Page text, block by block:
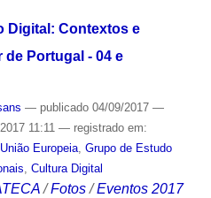
Digital: Contextos e
de Portugal - 04 e
— publicado04/09/2017 —
11:11 — registrado em:
União Europeia, Grupo de Estudo
, Cultura Digital
/Fotos /Eventos 2017